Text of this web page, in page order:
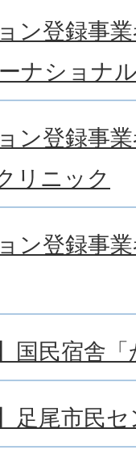
ン登録事
ナショナ
ン登録事
リニック
ン登録事
国民宿舎
足尾市民